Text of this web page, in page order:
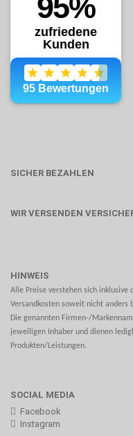
SICHER BEZAHLEN
WIR VERSENDEN
HINWEIS
Alle Preise verstehen sich inklusive
Versandkosten soweit nicht anders
Die genannten Firmen-/
jeweiligen Inhaber und dienen
Produkten/Leistungen.
SOCIAL MEDIA
Facebook
Instagram